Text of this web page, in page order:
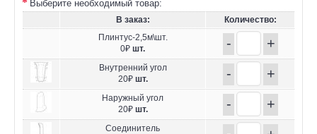
Выберите необходимый товар:
В заказ:
Количество:
Плинтус-2,5м\шт.
0₽ шт. - +
Внутренний угол
20₽ шт. - +
Наружный угол
20₽ шт. - +
Соединитель